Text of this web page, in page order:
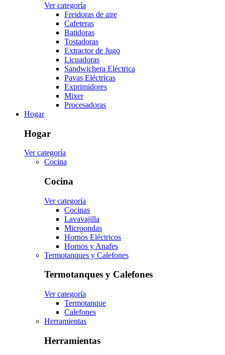
Ver categoría
Freidoras de aire
Cafeteras
Batidoras
Tostadoras
Extractor de Jugo
Licuadoras
Sandwichera Eléctrica
Pavas Eléctricas
Exprimidores
Mixer
Procesadoras
Hogar
Hogar
Ver categoría
Cocina
Cocina
Ver categoría
Cocinas
Lavavajilla
Microondas
Hornos Eléctricos
Hornos y Anafes
Termotanques y Calefones
Termotanques y Calefones
Ver categoría
Termotanque
Calefones
Herramientas
Herramientas